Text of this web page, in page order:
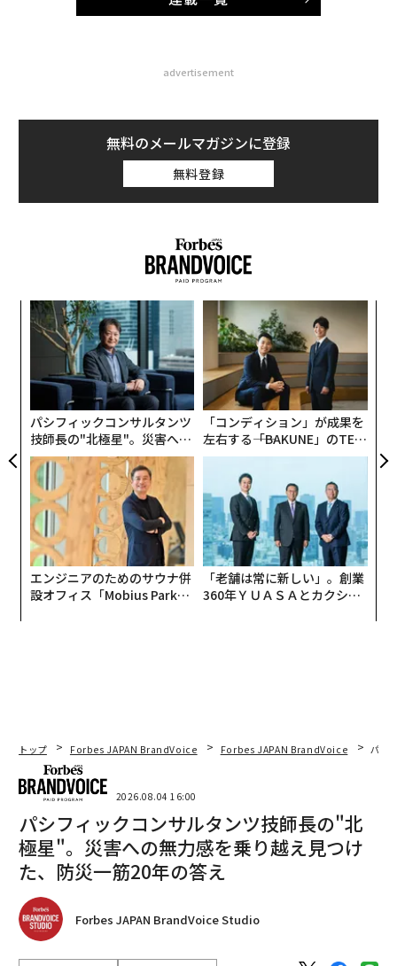
advertisement
無料のメールマガジンに登録
無料登録
パシフィックコンサルタンツ
技師長の"北極星"。災害への
無力感を乗り越え見つけた、
防災一筋20年の答え
「コンディション」が成果を
左右する――「BAKUNE」のTEN
TIALが支える「挑戦者の明
エンジニアのためのサウナ併
設オフィス「Mobius Park」
「老舗は常に新しい」。創業
360年ＹＵＡＳＡとカクシン
トップ Forbes JAPAN BrandVoice Forbes JAPAN BrandVoice パシ
2026.08.04 16:00
パシフィックコンサルタンツ技師長の"北
極星"。災害への無力感を乗り越え見つけ
た、防災一筋20年の答え
Forbes JAPAN BrandVoice Studio